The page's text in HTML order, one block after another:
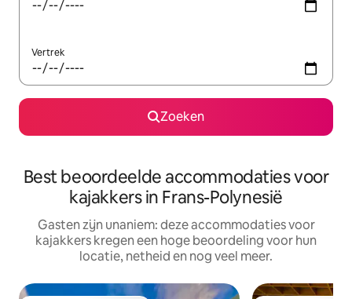
Vertrek
Zoeken
Best beoordeelde accommodaties voor
kajakkers in Frans-Polynesië
Gasten zijn unaniem: deze accommodaties voor
kajakkers kregen een hoge beoordeling voor hun
locatie, netheid en nog veel meer.